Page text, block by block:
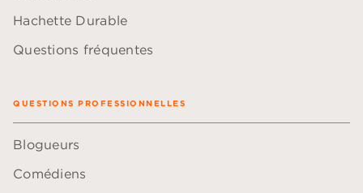
Hachette Durable
Questions fréquentes
QUESTIONS PROFESSIONNELLES
Blogueurs
Comédiens